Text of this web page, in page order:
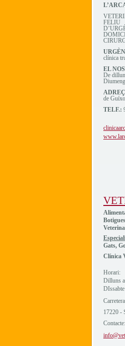
clínica
EL
De
de
TELF.:
Gats,
Clínica
Horari:
Dilluns
17220 -